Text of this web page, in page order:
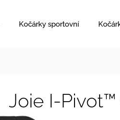
Kočárky sportovní
Joie I-Pivot™